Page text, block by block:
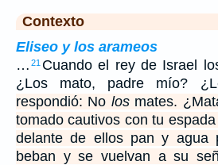
Contexto
Eliseo y los arameos
… 21 Cuando el rey de Israel
¿Los mato, padre mío?
respondió: No losmates.
tomado cautivos con tu
delante de ellos pan y agua
beban y se vuelvan a su